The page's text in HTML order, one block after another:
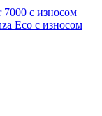
с износом
Eco с износом